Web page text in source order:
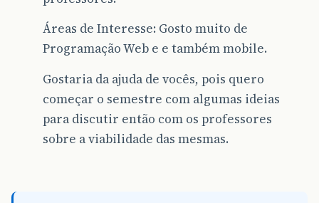
Áreas de Interesse: Gosto muito de
Programação Web e e também mobile.
Gostaria da ajuda de vocês, pois quero
começar o semestre com algumas ideias
para discutir então com os professores
sobre a viabilidade das mesmas.